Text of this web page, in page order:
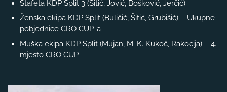
Štafeta KDP Split 3 (Šitić, Jović, Bošković, Jerčić)
Ženska ekipa KDP Split (Buličić, Šitić, Grubišić) – Ukupne
pobjednice CRO CUP-a
Muška ekipa KDP Split (Mujan, M. K. Kukoč, Rakocija) – 4.
mjesto CRO CUP